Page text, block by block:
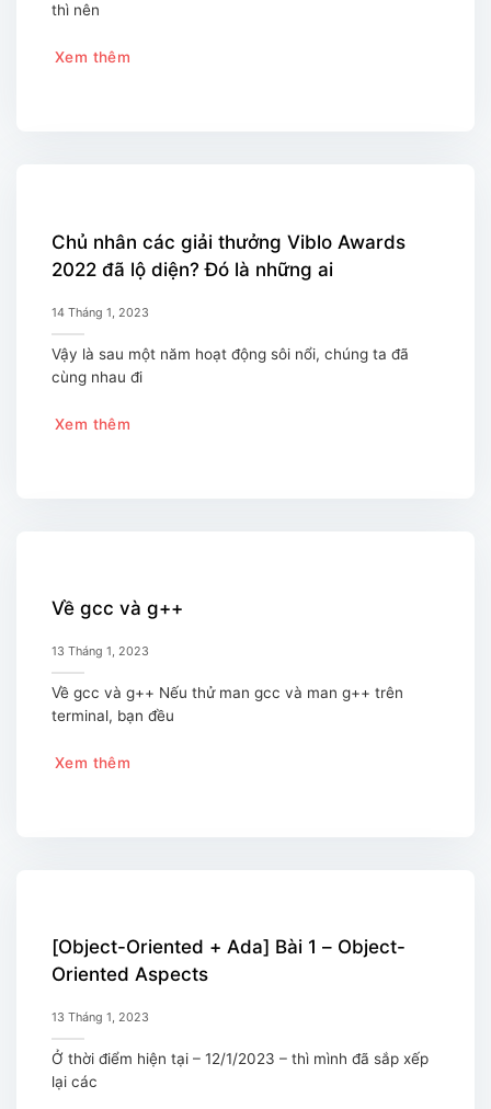
thì nên
Xem thêm
Chủ nhân các giải thưởng Viblo Awards
2022 đã lộ diện? Đó là những ai
14 Tháng 1, 2023
Vậy là sau một năm hoạt động sôi nổi, chúng ta đã
cùng nhau đi
Xem thêm
Về gcc và g++
13 Tháng 1, 2023
Về gcc và g++ Nếu thử man gcc và man g++ trên
terminal, bạn đều
Xem thêm
[Object-Oriented + Ada] Bài 1 – Object-
Oriented Aspects
13 Tháng 1, 2023
Ở thời điểm hiện tại – 12/1/2023 – thì mình đã sắp xếp
lại các